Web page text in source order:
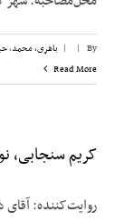
By
|
| باهری، محمد,
Read More
کریم سنجابی،
روایت‌‌کننده: آقای